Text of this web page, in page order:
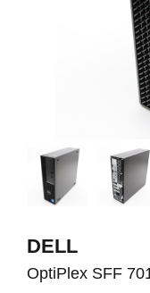
DELL
OptiPlex SFF